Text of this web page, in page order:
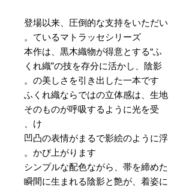
登場以来、圧倒的な支持をいただい
ているマトラッセシリーズ。
本作は、黒木織物が得意とする“ふ
くれ織”の技を存分に活かし、陰影
の美しさを引き出した一本です。
ふくれ織ならではの立体感は、生地
そのものが呼吸するように光を受
け、
凹凸の表情がまるで影絵のように浮
かび上がります。
シンプルな配色ながら、帯を締めた
瞬間に生まれる陰影と艶が、着姿に